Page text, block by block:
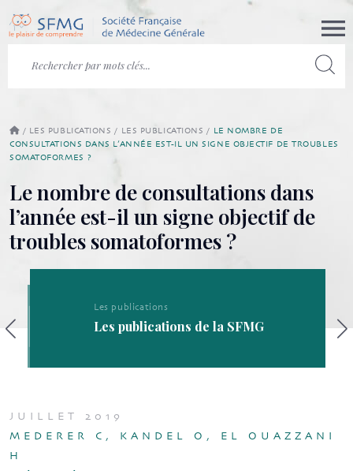
/ LES PUBLICATIONS / LES PUBLICATIONS / LE NOMBRE DE
CONSULTATIONS DANS L’ANNÉE EST-IL UN SIGNE OBJECTIF DE TROUBLES
SOMATOFORMES ?
Le nombre de consultations dans
l’année est-il un signe objectif de
troubles somatoformes ?
Les publications
Les publications de la SFMG
JUILLET 2019
MEDERER C, KANDEL O, EL OUAZZANI
H